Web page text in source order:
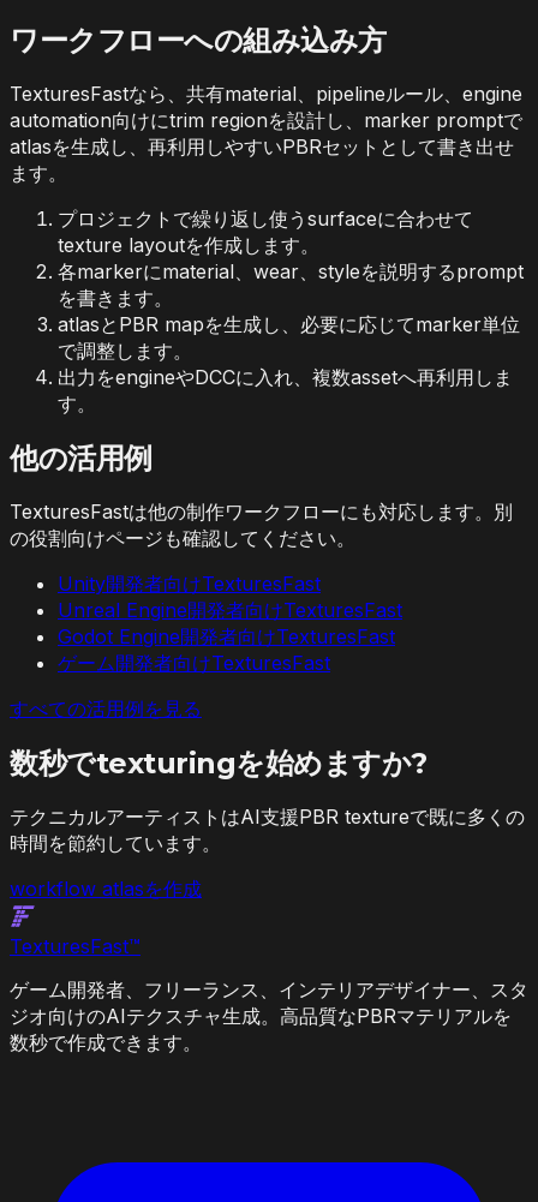
ワークフローへの組み込み方
TexturesFastなら、共有material、pipelineルール、engine
automation向けにtrim regionを設計し、marker promptで
atlasを生成し、再利用しやすいPBRセットとして書き出せ
ます。
プロジェクトで繰り返し使うsurfaceに合わせて
texture layoutを作成します。
各markerにmaterial、wear、styleを説明するprompt
を書きます。
atlasとPBR mapを生成し、必要に応じてmarker単位
で調整します。
出力をengineやDCCに入れ、複数assetへ再利用しま
す。
他の活用例
TexturesFastは他の制作ワークフローにも対応します。別
の役割向けページも確認してください。
Unity開発者向けTexturesFast
Unreal Engine開発者向けTexturesFast
Godot Engine開発者向けTexturesFast
ゲーム開発者向けTexturesFast
すべての活用例を見る
数秒でtexturingを始めますか?
テクニカルアーティストはAI支援PBR textureで既に多くの
時間を節約しています。
workflow atlasを作成
TexturesFast™
ゲーム開発者、フリーランス、インテリアデザイナー、スタ
ジオ向けのAIテクスチャ生成。高品質なPBRマテリアルを
数秒で作成できます。